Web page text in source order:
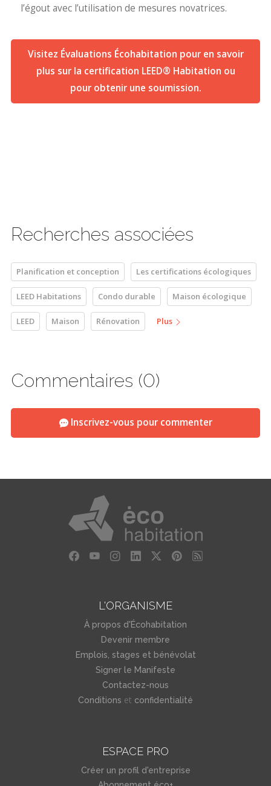
l’égout avec l’utilisation de mesures novatrices.
Visitez Évaluations Écohabitation pour en savoir
plus sur la certification LEED® Habitation ou
pour obtenir une soumission.
Recherches associées
Planification et conception Les certifications écologiques
LEED Habitations Condo durable Maison écologique
LEED Maison Rénovation Plus
Commentaires (0)
Inscrivez-vous pour commenter
L'ORGANISME
À propos d'Écohabitation
Devenir membre
Emplois, stages et bénévolat
Signer le Manifeste
Contactez-nous
Conditions et confidentialité
ESPACE PRO
Créer un profil d'entreprise